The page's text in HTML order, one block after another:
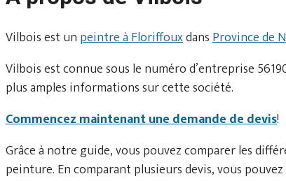
Vilbois est un peintre à FloriffouxdansProvince de
Vilbois est connue sous le numéro d’entreprise
plus amples informations sur cette société.
Commencez maintenant une demande de devis!
Grâce à notre guide, vous pouvez comparer les
peinture. En comparant plusieurs devis, vous